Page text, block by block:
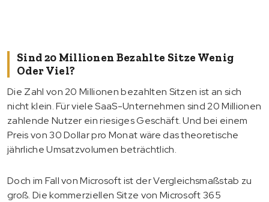
Sind 20 Millionen Bezahlte Sitze Wenig
Oder Viel?
Die Zahl von 20 Millionen bezahlten Sitzen ist an sich
nicht klein. Für viele SaaS-Unternehmen sind 20 Millionen
zahlende Nutzer ein riesiges Geschäft. Und bei einem
Preis von 30 Dollar pro Monat wäre das theoretische
jährliche Umsatzvolumen beträchtlich.
Doch im Fall von Microsoft ist der Vergleichsmaßstab zu
groß. Die kommerziellen Sitze von Microsoft 365